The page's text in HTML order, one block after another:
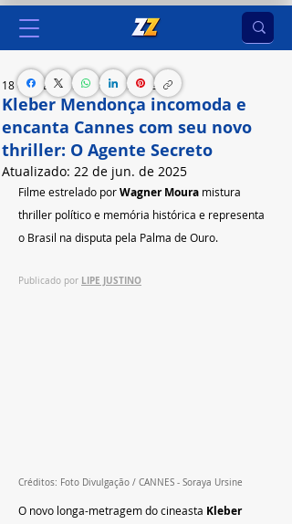
Kleber Mendonça incomoda e
encanta Cannes com seu novo
thriller: O Agente Secreto
18 de mai. de 2025 2 min de leitura
Atualizado: 22 de jun. de 2025
Filme estrelado por Wagner Moura mistura
thriller político e memória histórica e representa
o Brasil na disputa pela Palma de Ouro.
Publicado por LIPE JUSTINO
Créditos: Foto Divulgação / CANNES - Soraya Ursine
O novo longa-metragem do cineasta Kleber